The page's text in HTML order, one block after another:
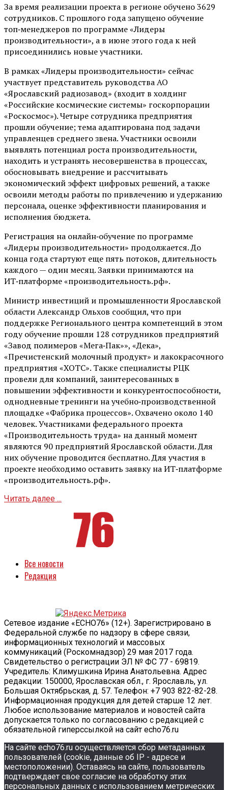
За время реализации проекта в регионе обучено 3629
сотрудников. С прошлого года запущено обучение
топ‑менеджеров по программе «Лидеры
производительности», а в июне этого года к ней
присоединились новые участники.
В рамках «Лидеры производительности» сейчас
участвует представитель руководства АО
«Ярославский радиозавод» (входит в холдинг
«Российские космические системы» госкорпорации
«Роскосмос»). Четыре сотрудника предприятия
прошли обучение; тема адаптирована под задачи
управленцев среднего звена. Участники освоили
выявлять потенциал роста производительности,
находить и устранять несовершенства в процессах,
обосновывать внедрение и рассчитывать
экономический эффект цифровых решений, а также
освоили методы работы по привлечению и удержанию
персонала, оценке эффективности планирования и
исполнения бюджета.
Регистрация на онлайн‑обучение по программе
«Лидеры производительности» продолжается. До
конца года стартуют еще пять потоков, длительность
каждого — один месяц. Заявки принимаются на
ИТ‑платформе «производительность.рф».
Министр инвестиций и промышленности Ярославской
области Александр Ольхов сообщил, что при
поддержке Регионального центра компетенций в этом
году обучение прошли 128 сотрудников предприятий
«Завод полимеров «Мега‑Пак»», «Дека»,
«Пречистенский молочный продукт» и лакокрасочного
предприятия «ХОТС». Также специалисты РЦК
провели для компаний, заинтересованных в
повышении эффективности и конкурентоспособности,
однодневные тренинги на учебно‑производственной
площадке «Фабрика процессов». Охвачено около 140
человек. Участниками федерального проекта
«Производительность труда» на данный момент
являются 90 предприятий Ярославской области. Для
них обучение проводится бесплатно. Для участия в
проекте необходимо оставить заявку на ИТ‑платформе
«производительность.рф».
Читать далее ...
Все новости
Редакция
Сетевое издание «ECHO76» (12+). Зарегистрировано в
Федеральной службе по надзору в сфере связи,
информационных технологий и массовых
коммуникаций (Роскомнадзор) 29 мая 2017 года.
Свидетельство о регистрации ЭЛ № ФС 77 - 69819.
Учредитель: Климушкина Ирина Анатольевна. Адрес
редакции: 150000, Ярославская обл., г. Ярославль, ул.
Большая Октябрьская, д. 57. Телефон: +7 903 822-82-28.
Информационная продукция для детей старше 12 лет.
Любое использование материалов и новостей сайта
допускается только по согласованию с редакцией с
обязательной гиперссылкой на сайт echo76.ru
На сайте echo76.ru осуществляется сбор метаданных
пользователей (cookie, данные об IP - адресе и
местоположении). Оставаясь на сайте, пользователь
подтверждает свое согласие на обработку этих
персональных данных c использованием метрических